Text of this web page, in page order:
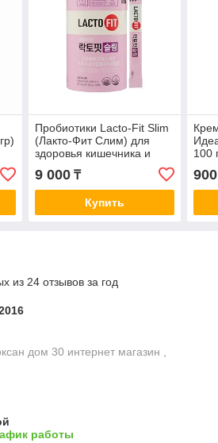
Пробиотики Lacto-Fit Slim
(Лакто-Фит Слим) для
здоровья кишечника и
9 000₸
Купить
100
900
из 24 отзывов за год
дом 30 интернет магазин ,
работы